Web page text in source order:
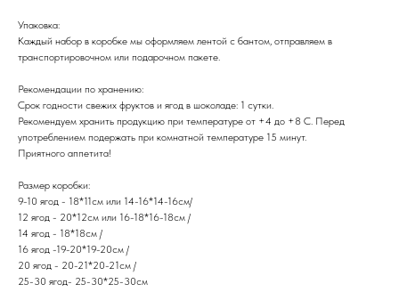
Упаковка:
Каждый набор в коробке мы оформляем лентой с бантом, отправляем в
транспортировочном или подарочном пакете.
Рекомендации по хранению:
Срок годности свежих фруктов и ягод в шоколаде: 1 сутки.
Рекомендуем хранить продукцию при температуре от +4 до +8 С. Перед
употреблением подержать при комнатной температуре 15 минут.
​Приятного аппетита!
Размер коробки:
9-10 ягод - 18*11см или 14-16*14-16см/
12 ягод - 20*12см или 16-18*16-18см /
14 ягод - 18*18см /
16 ягод -19-20*19-20см /
20 ягод - 20-21*20-21см /
25-30 ягод- 25-30*25-30см